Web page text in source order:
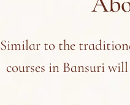
Similar to the
courses in Bansuri